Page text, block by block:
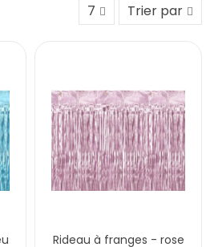
7 Trier par
Rideau à franges - rose